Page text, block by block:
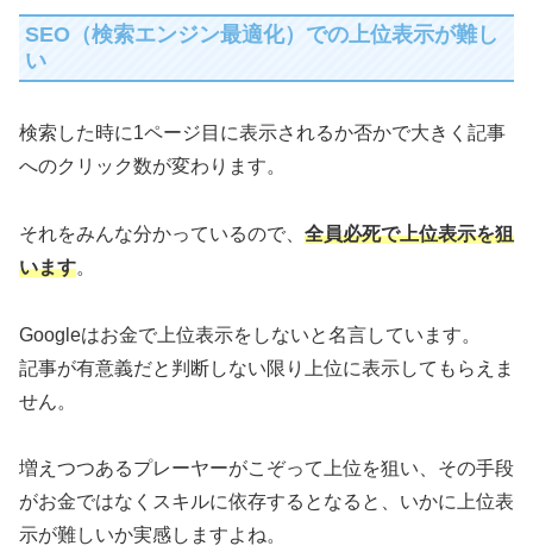
SEO（検索エンジン最適化）での上位表示が難し
い
検索した時に1ページ目に表示されるか否かで大きく記事
へのクリック数が変わります。
それをみんな分かっているので、 全員必死で上位表示を狙
います。
Googleはお金で上位表示をしないと名言しています。
記事が有意義だと判断しない限り上位に表示してもらえま
せん。
増えつつあるプレーヤーがこぞって上位を狙い、その手段
がお金ではなくスキルに依存するとなると、いかに上位表
示が難しいか実感しますよね。